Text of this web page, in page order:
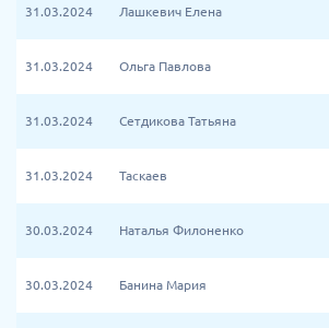
31.03.2024 Лашкевич Елена
31.03.2024 Ольга Павлова
31.03.2024 Сетдикова Татьяна
31.03.2024 Таскаев
30.03.2024 Наталья Филоненко
30.03.2024 Банина Мария